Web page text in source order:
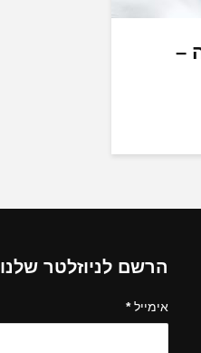
–
הרשם לניוזלטר שלנו
אימייל*